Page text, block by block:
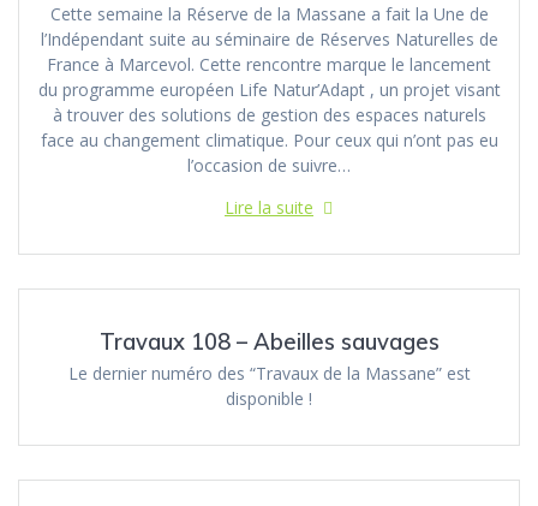
Cette semaine la Réserve de la Massane a fait la Une de
l’Indépendant suite au séminaire de Réserves Naturelles de
France à Marcevol. Cette rencontre marque le lancement
du programme européen Life Natur’Adapt , un projet visant
à trouver des solutions de gestion des espaces naturels
face au changement climatique. Pour ceux qui n’ont pas eu
l’occasion de suivre…
Lire la suite
Travaux 108 – Abeilles sauvages
Le dernier numéro des “Travaux de la Massane” est
disponible !